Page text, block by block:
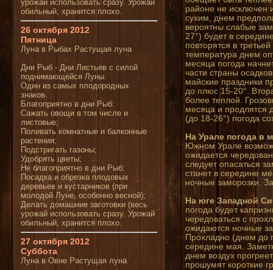
урожай использовать сразу. Урожай
обильный, хранится плохо.
26 октября 2012
Пятница
Луна в Рыбах Растущая луна
Дни Рыб - Дни Листьев с силой
поднимающейся Луны.
Один из самых плодородных
знаков.
Благоприятно в дни Рыб:
Сажать овощи в том числе и
листовые;
Поливать комнатные и балконные
растения;
Подстригать газоны;
Удобрять цветы;
Не благоприятно в дни Рыб:
Посадка и обрезка плодовых
деревьев и кустарников (при
молодой Луне, особенно весной);
Делать домашние заготовки (весь
урожай использовать сразу. Урожай
обильный, хранится плохо.
27 октября 2012
Суббота
Луна в Овне Растущая луна
районе не исключен
сухим, днем
вероятны слабые
27°) будет в
повторятся в
температура днем
месяца погода
части страны
майские праздники
до плюс 15-20°.
более теплой.
месяца и продлятся
(до 18-26°) погода
На Урале погода в
Южном Урале
ожидается
следует опасаться
станет в середине
ночные заморозки.
На юге Западной
погода будет
чередоваться с
ожидаются ночные
Прохладно (днем до
середине мая.
днем воздух
прошумят короткие